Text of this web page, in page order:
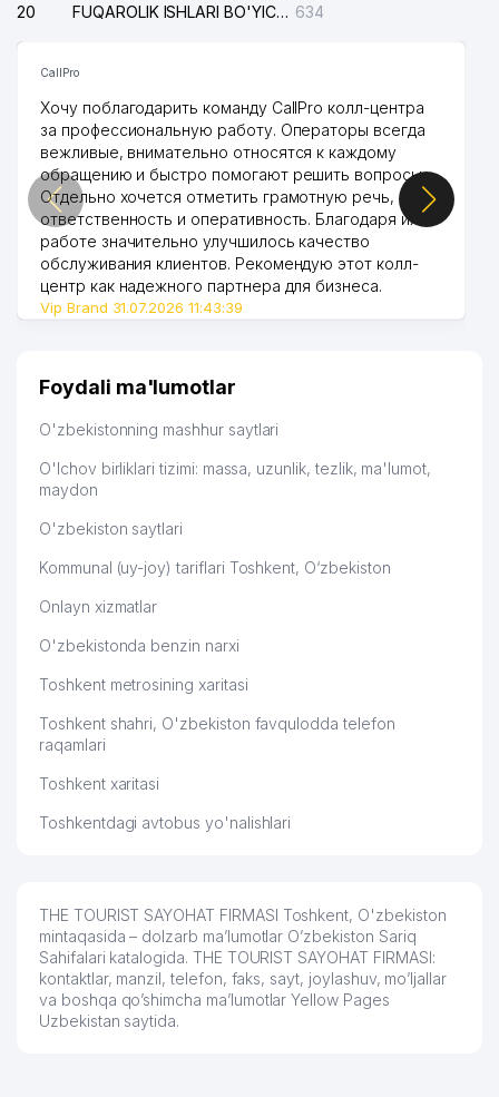
20
FUQAROLIK ISHLARI BO'YICHA UCH-TEPA TUMANI SUDI 634
CallPro
Хочу поблагодарить команду CallPro колл-центра
за профессиональную работу. Операторы всегда
вежливые, внимательно относятся к каждому
обращению и быстро помогают решить вопросы.
Отдельно хочется отметить грамотную речь,
ответственность и оперативность. Благодаря их
работе значительно улучшилось качество
обслуживания клиентов. Рекомендую этот колл-
центр как надежного партнера для бизнеса.
Vip Brand 31.07.2026 11:43:39
Foydali ma'lumotlar
O'zbekistonning mashhur saytlari
O'lchov birliklari tizimi: massa, uzunlik, tezlik, ma'lumot,
maydon
O'zbekiston saytlari
Kommunal (uy-joy) tariflari Toshkent, O‘zbekiston
Onlayn xizmatlar
O'zbekistonda benzin narxi
Toshkent metrosining xaritasi
Toshkent shahri, O'zbekiston favqulodda telefon
raqamlari
Toshkent xaritasi
Toshkentdagi avtobus yo'nalishlari
THE TOURIST SAYOHAT FIRMASI Toshkent, O'zbekiston
mintaqasida – dolzarb ma’lumotlar O’zbekiston Sariq
Sahifalari katalogida. THE TOURIST SAYOHAT FIRMASI:
kontaktlar, manzil, telefon, faks, sayt, joylashuv, mo’ljallar
va boshqa qo’shimcha ma’lumotlar Yellow Pages
Uzbekistan saytida.